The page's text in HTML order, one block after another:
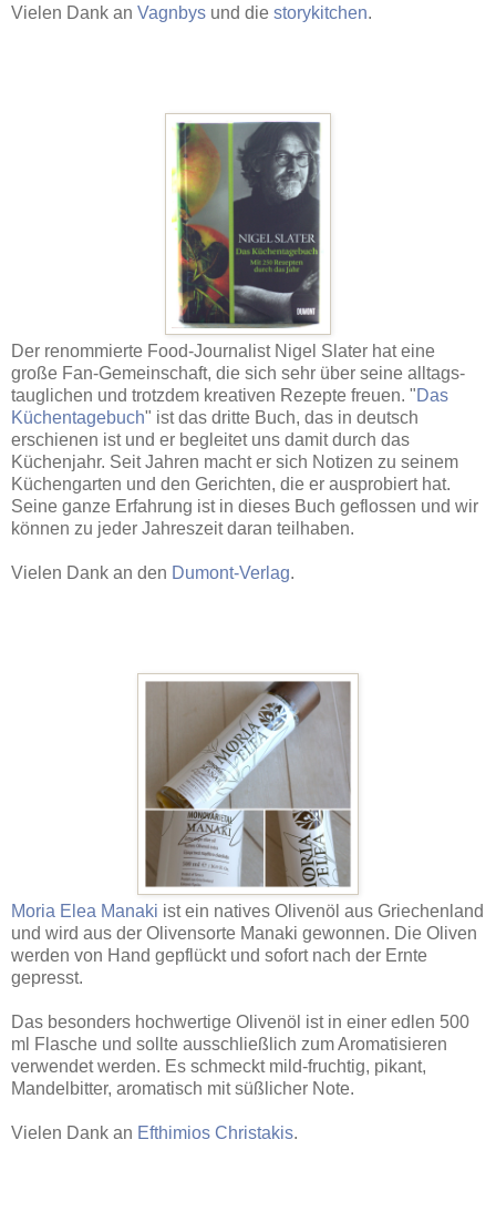
Vielen Dank an Vagnbys und die storykitchen.
Der renommierte Food-Journalist Nigel Slater hat eine
große Fan-Gemeinschaft, die sich sehr über seine alltags-
tauglichen und trotzdem kreativen Rezepte freuen. "Das
Küchentagebuch" ist das dritte Buch, das in deutsch
erschienen ist und er begleitet uns damit durch das
Küchenjahr. Seit Jahren macht er sich Notizen zu seinem
Küchengarten und den Gerichten, die er ausprobiert hat.
Seine ganze Erfahrung ist in dieses Buch geflossen und wir
können zu jeder Jahreszeit daran teilhaben.
Vielen Dank an den Dumont-Verlag.
Moria Elea Manaki ist ein natives Olivenöl aus Griechenland
und wird aus der Olivensorte Manaki gewonnen. Die Oliven
werden von Hand gepflückt und sofort nach der Ernte
gepresst.
Das besonders hochwertige Olivenöl ist in einer edlen 500
ml Flasche und sollte ausschließlich zum Aromatisieren
verwendet werden. Es schmeckt mild-fruchtig, pikant,
Mandelbitter, aromatisch mit süßlicher Note.
Vielen Dank an Efthimios Christakis.